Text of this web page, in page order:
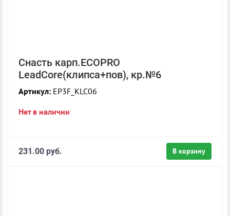
Снасть карп.ECOPRO
LeadCore(клипса+пов), кр.№6
Артикул: EP3F_KLC06
Нет в наличии
В корзину
231.00 руб.